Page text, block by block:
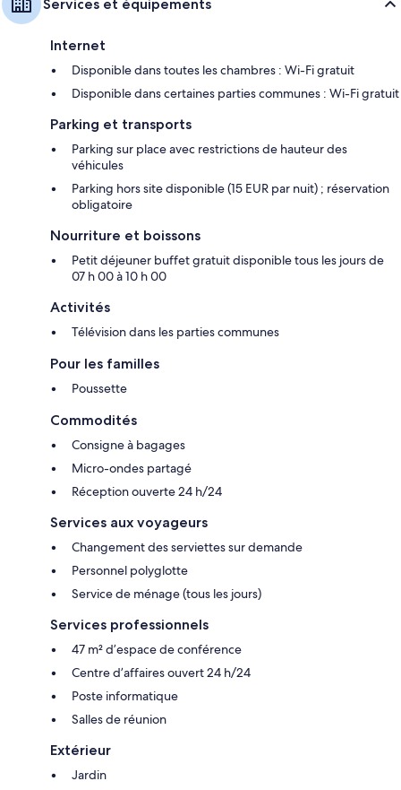
Services et équipements
Internet
Disponible dans toutes les chambres : Wi-Fi gratuit
Disponible dans certaines parties communes : Wi-Fi gratuit
Parking et transports
Parking sur place avec restrictions de hauteur des
véhicules
Parking hors site disponible (15 EUR par nuit) ; réservation
obligatoire
Nourriture et boissons
Petit déjeuner buffet gratuit disponible tous les jours de
07 h 00 à 10 h 00
Activités
Télévision dans les parties communes
Pour les familles
Poussette
Commodités
Consigne à bagages
Micro-ondes partagé
Réception ouverte 24 h/24
Services aux voyageurs
Changement des serviettes sur demande
Personnel polyglotte
Service de ménage (tous les jours)
Services professionnels
47 m² d’espace de conférence
Centre d’affaires ouvert 24 h/24
Poste informatique
Salles de réunion
Extérieur
Jardin